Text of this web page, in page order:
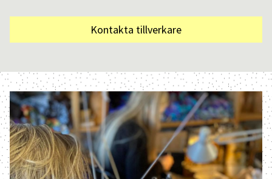
Kontakta tillverkare